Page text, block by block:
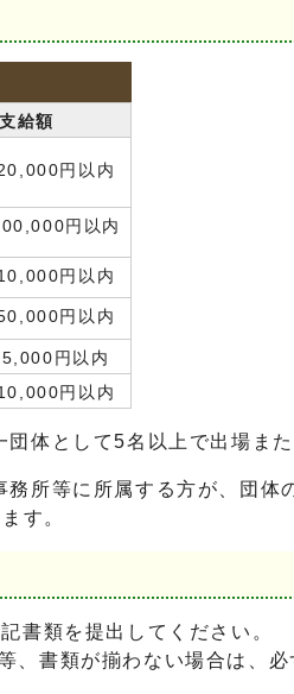
支給額
円以内
円以内
円以内
円以内
5,000円以内
円以内
体として5名以上で出場ま
所等に所属する方が、団体
す。
書類を提出してください。
書類が揃わない場合は、必